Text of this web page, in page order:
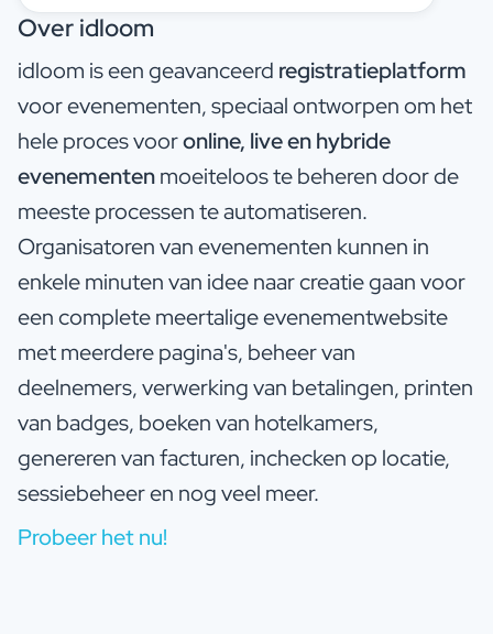
Over idloom
idloom is een geavanceerd registratieplatform
voor evenementen, speciaal ontworpen om het
hele proces vooronline, live en hybride
evenementenmoeiteloos te beheren door de
meeste processen te automatiseren.
Organisatoren van evenementen kunnen in
enkele minuten van idee naar creatie gaan voor
een complete meertalige evenementwebsite
met meerdere pagina's, beheer van
deelnemers, verwerking van betalingen, printen
van badges, boeken van hotelkamers,
genereren van facturen, inchecken op locatie,
sessiebeheer en nog veel meer.
Probeer het nu!